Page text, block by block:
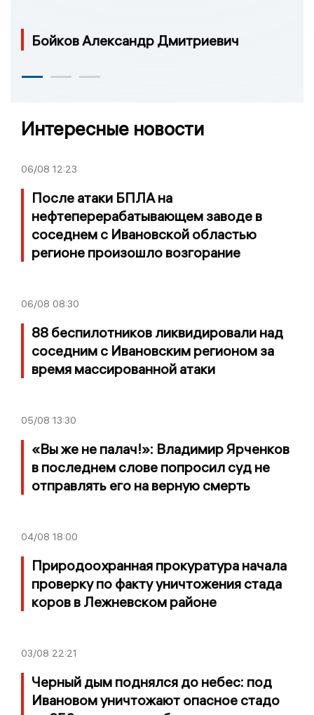
Бойков Александр Дмитриевич
Интересные новости
06/08 12:23
После атаки БПЛА на
нефтеперерабатывающем заводе в
соседнем с Ивановской областью
регионе произошло возгорание
06/08 08:30
88 беспилотников ликвидировали над
соседним с Ивановским регионом за
время массированной атаки
05/08 13:30
«Вы же не палач!»: Владимир Ярченков
в последнем слове попросил суд не
отправлять его на верную смерть
04/08 18:00
Природоохранная прокуратура начала
проверку по факту уничтожения стада
коров в Лежневском районе
03/08 22:21
Черный дым поднялся до небес: под
Ивановом уничтожают опасное стадо